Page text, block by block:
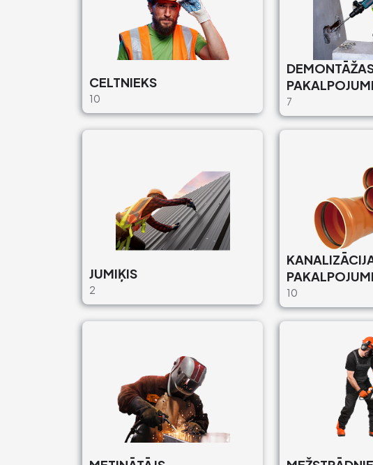
CELTNIEKS
10
PAKALPOJUMI
7
JUMIĶIS
2
PAKALPOJUMI
10